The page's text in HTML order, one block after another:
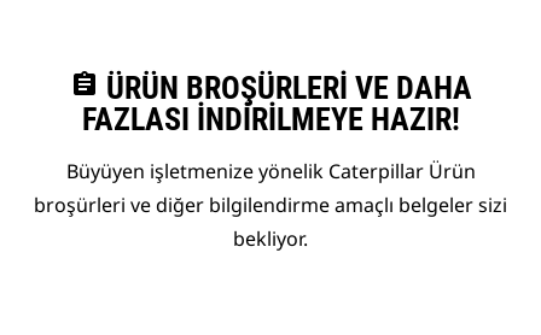
assignment ÜRÜN BROŞÜRLERI VE DAHA
FAZLASI İNDIRILMEYE HAZIR!
Büyüyen işletmenize yönelik Caterpillar Ürün
broşürleri ve diğer bilgilendirme amaçlı belgeler sizi
bekliyor.